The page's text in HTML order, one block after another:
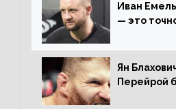
Иван
— это
Ян
Перейрой